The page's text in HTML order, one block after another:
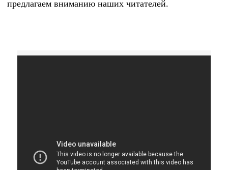
предлагаем вниманию наших читателей.